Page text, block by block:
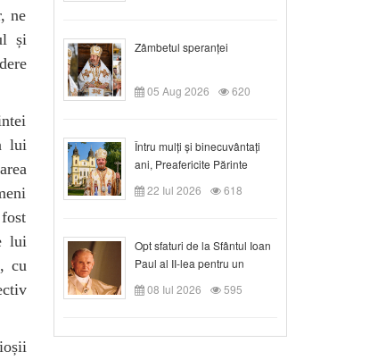
ne
și
lui
lui
cu
Zâmbetul speranței
05 Aug 2026 620
Întru mulți și binecuvântați
ani, Preafericite Părinte
Claudiu!
22 Iul 2026 618
Opt sfaturi de la Sfântul Ioan
Paul al II-lea pentru un
creștin
08 Iul 2026 595